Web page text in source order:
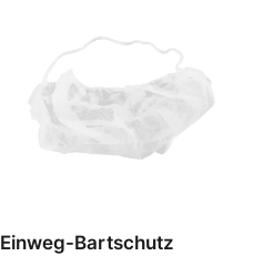
Einweg-Bartschutz